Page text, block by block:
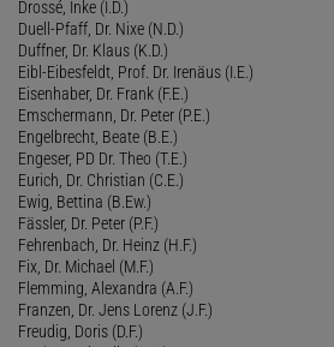
Drossé, Inke (I.D.)
Duell-Pfaff, Dr. Nixe (N.D.)
Duffner, Dr. Klaus (K.D.)
Eibl-Eibesfeldt, Prof. Dr. Irenäus (I.E.)
Eisenhaber, Dr. Frank (F.E.)
Emschermann, Dr. Peter (P.E.)
Engelbrecht, Beate (B.E.)
Engeser, PD Dr. Theo (T.E.)
Eurich, Dr. Christian (C.E.)
Ewig, Bettina (B.Ew.)
Fässler, Dr. Peter (P.F.)
Fehrenbach, Dr. Heinz (H.F.)
Fix, Dr. Michael (M.F.)
Flemming, Alexandra (A.F.)
Franzen, Dr. Jens Lorenz (J.F.)
Freudig, Doris (D.F.)